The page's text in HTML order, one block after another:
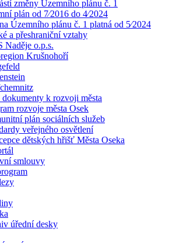
změny Územního plánu č. 1
plán od 7⁄2016 do 4⁄2024
Územního plánu č. 1 platná od 5⁄2024
a přeshraniční vztahy
Naděje o.p.s.
Krušnohoří
dokumenty k rozvoji města
rozvoje města Osek
plán sociálních služeb
veřejného osvětlení
dětských hřišť Města Oseka
smlouvy
úřední desky